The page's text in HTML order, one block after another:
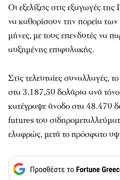
Οι εξελίξεις στις εξαγωγές
να καθορίσουν την πορεία
μήνες, με τους επενδυτές να
αυξημένης επιφυλακής.
Στις τελευταίες συναλλαγές,
στα 3.187,50 δολάρια ανά
κατέγραψε άνοδο στα 48.470
futures του
ελαφρώς, μετά το πρόσφατο